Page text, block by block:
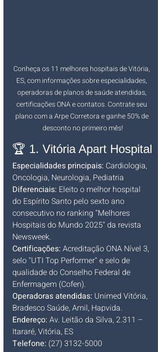
Conheça os 11 melhores hospitais de Vitória,
ES, com informações sobre especialidades,
operadoras de planos de saúde atendidas,
certificações ONA e contatos. Contrate seu
plano com a Arpe Corretora e ganhe 50% de
desconto no primeiro mês!
🏆 1. Vitória Apart Hospital
Especialidades principais: Cardiologia,
Oncologia, Neurologia, Pediatria
Diferenciais: Eleito o melhor hospital
do Espírito Santo pelo sexto ano
consecutivo no ranking "Melhores
Hospitais do Mundo 2025" da revista
Newsweek.
Certificações: Acreditação ONA Nível 3,
selo "UTI Top Performer" e selo de
qualidade do Conselho Federal de
Enfermagem (Cofen).
Operadoras atendidas: Unimed Vitória,
Bradesco Saúde, Amil, Hapvida.
Endereço: Av. Leitão da Silva, 2.311 –
Itararé, Vitória, ES
Telefone: (27) 3132-5000